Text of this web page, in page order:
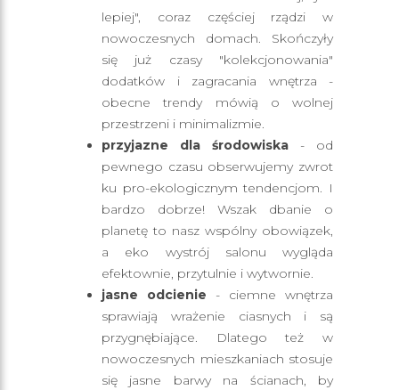
lepiej", coraz częściej rządzi w
nowoczesnych domach. Skończyły
się już czasy "kolekcjonowania"
dodatków i zagracania wnętrza -
obecne trendy mówią o wolnej
przestrzeni i minimalizmie.
przyjazne dla środowiska - od
pewnego czasu obserwujemy zwrot
ku pro-ekologicznym tendencjom. I
bardzo dobrze! Wszak dbanie o
planetę to nasz wspólny obowiązek,
a eko wystrój salonu wygląda
efektownie, przytulnie i wytwornie.
jasne odcienie - ciemne wnętrza
sprawiają wrażenie ciasnych i są
przygnębiające. Dlatego też w
nowoczesnych mieszkaniach stosuje
się jasne barwy na ścianach, by